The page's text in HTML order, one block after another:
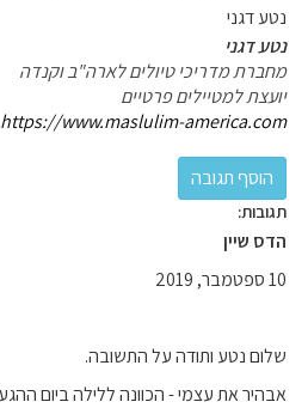
נטע דגני
נטע דגני
מחברת מדריכי טיולים לארה"ב וקנדה
יועצת למטיילים פרטיים
https://www.maslulim-america.com
תגובות:
הדס שיין
10 ספטמבר, 2019
שלום נטע ותודה על התשובה.